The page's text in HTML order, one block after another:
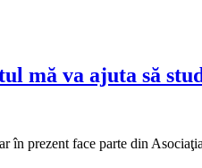
mă va ajuta să
în prezent face parte din